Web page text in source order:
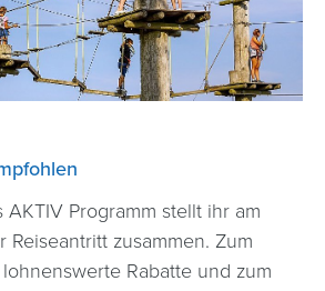
Programm stellt ihr am
Reiseantritt zusammen. Zum
Rabatte und zum